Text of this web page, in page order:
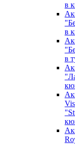
в
в
в